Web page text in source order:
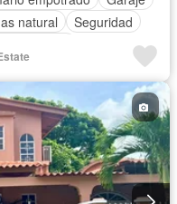
natural
Seguridad